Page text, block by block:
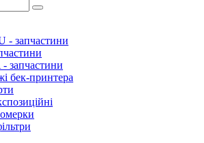
- запчастини
запчастини
бек-принтера